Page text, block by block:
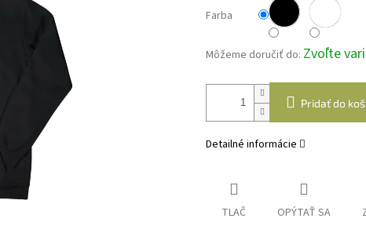
Farba
Môžeme doručiť do: Zvoľte
Pridať do
Detailné informácie
TLAČ OPÝTAŤ SA